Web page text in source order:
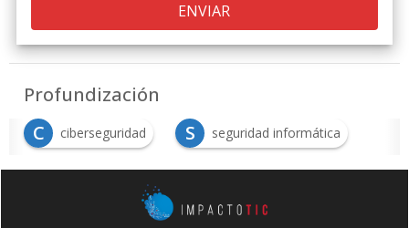
Profundización
C
ciberseguridad S seguridad informática